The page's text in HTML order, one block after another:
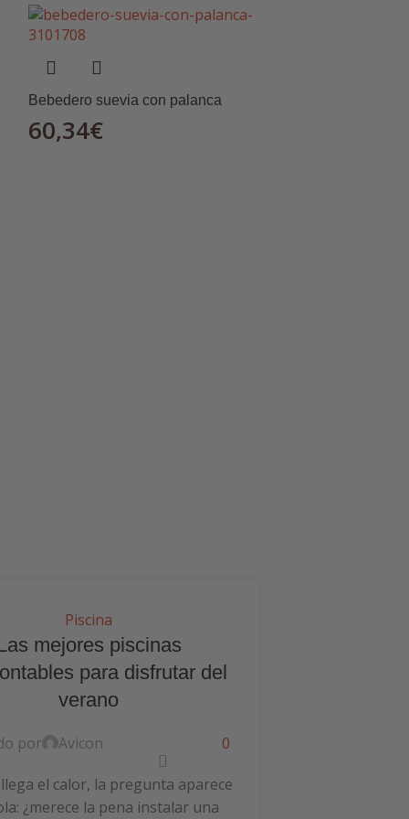
Bebedero suevia con palanca
60,34€
Piscina
mejores piscinas
para disfrutar del
verano
por Avicon 0
el calor, la pregunta aparece
¿merece la pena instalar una